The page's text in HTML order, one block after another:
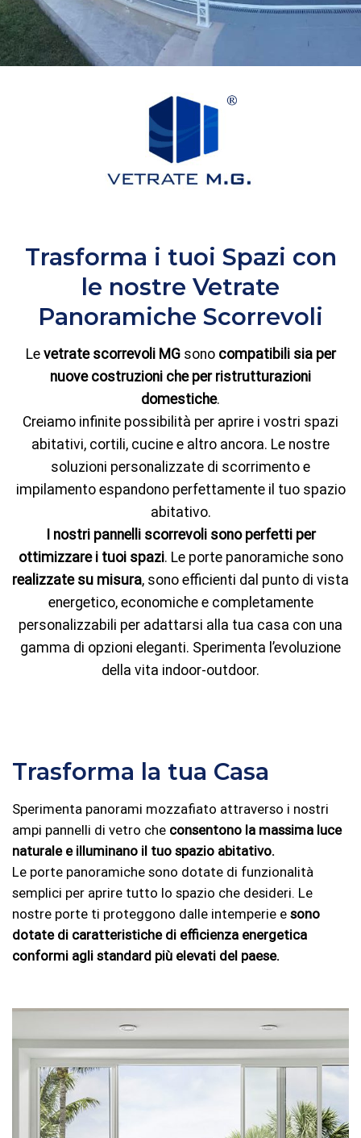
Trasforma i tuoi Spazi con
le nostre Vetrate
Panoramiche Scorrevoli
Le vetrate scorrevoli MGsono compatibili sia per
nuove costruzioni che per ristrutturazioni
domestiche.
Creiamo infinite possibilità per aprire i vostri spazi
abitativi, cortili, cucine e altro ancora. Le nostre
soluzioni personalizzate di scorrimento e
impilamento espandono perfettamente il tuo spazio
abitativo.
I nostri pannelli scorrevoli sono perfetti per
ottimizzare i tuoi spazi. Le porte panoramiche sono
realizzate su misura, sono efficienti dal punto di vista
energetico, economiche e completamente
personalizzabili per adattarsi alla tua casa con una
gamma di opzioni eleganti. Sperimenta l’evoluzione
della vita indoor-outdoor.
Trasforma la tua Casa
Sperimenta panorami mozzafiato attraverso i nostri
ampi pannelli di vetro che consentono la massima luce
naturale e illuminano il tuo spazio abitativo.
Le porte panoramiche sono dotate di funzionalità
semplici per aprire tutto lo spazio che desideri. Le
nostre porte ti proteggono dalle intemperie e sono
dotate di caratteristiche di efficienza energetica
conformi agli standard più elevati del paese.